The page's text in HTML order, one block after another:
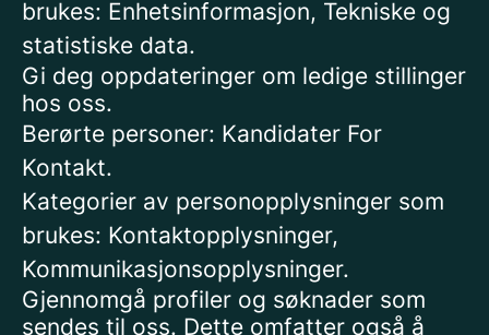
brukes: Enhetsinformasjon, Tekniske og
statistiske data.
Gi deg oppdateringer om ledige stillinger
hos oss.
Berørte personer: Kandidater For
Kontakt.
Kategorier av personopplysninger som
brukes: Kontaktopplysninger,
Kommunikasjonsopplysninger.
Gjennomgå profiler og søknader som
sendes til oss. Dette omfatter også å